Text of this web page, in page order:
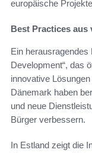
europäische
Best Practices
Ein
Development“, das
innovative
Dänemark haben
und neue
Bürger verbessern.
In Estland zeigt die